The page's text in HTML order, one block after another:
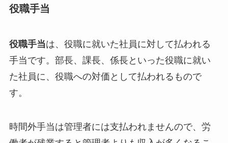
役職手当
役職手当は、役職に就いた社員に対して払われる
手当です。部長、課長、係長といった役職に就い
た社員に、役職への対価として払われるもので
す。
時間外手当は管理者には支払われませんので、労